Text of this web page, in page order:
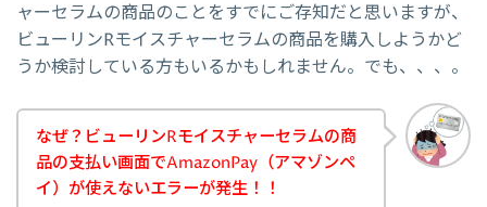
ャーセラムの商品のことをすでにご存知だと思いますが、
ビューリンRモイスチャーセラムの商品を購入しようかど
うか検討している方もいるかもしれません。でも、、、。
なぜ？ビューリンRモイスチャーセラムの商
品の支払い画面でAmazonPay（アマゾンペ
イ）が使えないエラーが発生！！